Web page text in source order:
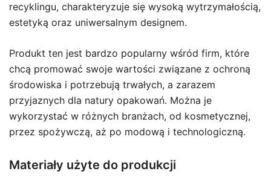
recyklingu, charakteryzuje się wysoką wytrzymałością,
estetyką oraz uniwersalnym designem.
Produkt ten jest bardzo popularny wśród firm, które
chcą promować swoje wartości związane z ochroną
środowiska i potrzebują trwałych, a zarazem
przyjaznych dla natury opakowań. Można je
wykorzystać w różnych branżach, od kosmetycznej,
przez spożywczą, aż po modową i technologiczną.
Materiały użyte do produkcji